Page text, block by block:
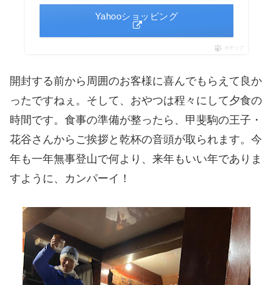
Yahooショッピング
ポチップ
開封する前から周囲のお客様に喜んでもらえて良か
ったですねぇ。そして、おやつは程々にして夕食の
時間です。食事の準備が整ったら、甲斐駒の王子・
花谷さんからご挨拶と乾杯の音頭が取られます。今
年も一年無事登山で何より、来年もいい年でありま
すように、カンパーイ！